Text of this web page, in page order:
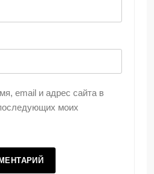
email и адрес сайта в
моих